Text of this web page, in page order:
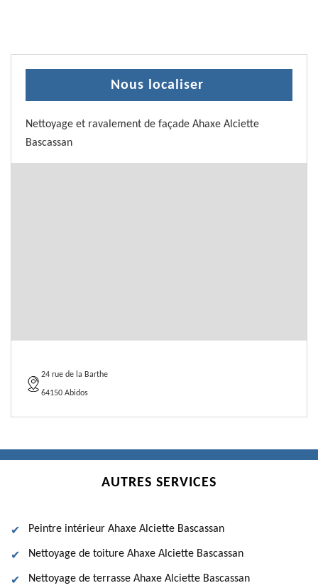
Nous localiser
Nettoyage et ravalement de façade Ahaxe Alciette
Bascassan
24 rue de la Barthe
64150 Abidos
AUTRES SERVICES
Peintre intérieur Ahaxe Alciette Bascassan
Nettoyage de toiture Ahaxe Alciette Bascassan
Nettoyage de terrasse Ahaxe Alciette Bascassan